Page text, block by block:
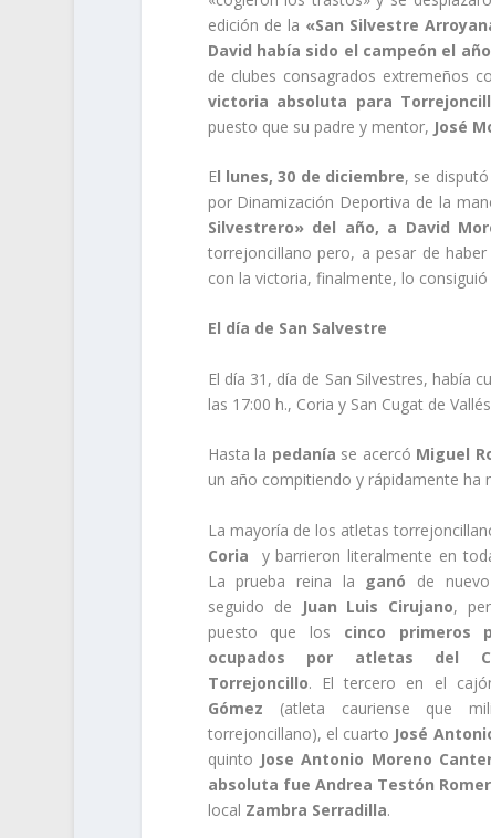
edición de la «San Silvestre
David había sido el campeón el
de clubes consagrados extremeños
victoria absoluta para
puesto que su padre y mentor, José
El lunes, 30 de diciembre, se
por Dinamización Deportiva de la
Silvestrero» del año, a David
torrejoncillano pero, a pesar de
con la victoria, finalmente, lo
El día de San Salvestre
El día 31, día de San Silvestres, había
las 17:00 h., Coria y San Cugat de
Hasta la pedanía se acercó Miguel
un año compitiendo y rápidamente ha
La mayoría de los atletas
Coria y barrieron literalmente en
La prueba reina la ganó de nuevo
seguido de
Juan Luis Cirujano,
puesto que los cinco primeros
ocupados por atletas del
Torrejoncillo. El tercero en el
Gómez (atleta cauriense que
torrejoncillano), el cuarto José
quinto Jose Antonio Moreno
absoluta fue Andrea Testón
local Zambra Serradilla.